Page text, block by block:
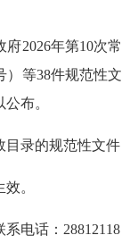
府2026年第10次
）等38件规范性
布。
目录的规范性文
。
电话：28812118